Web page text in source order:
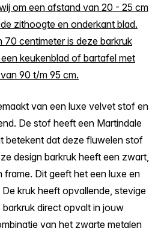
om een afstand van 20 - 25 cm
zithoogte en onderkant blad.
centimeter is deze barkruk
keukenblad of bartafel met
90 t/m 95 cm.
van een luxe velvet stof en
De stof heeft een Martindale
betekent dat deze fluwelen stof
design barkruk heeft een zwart,
Dit geeft het een luxe en
kruk heeft opvallende, stevige
direct opvalt in jouw
van het zwarte metalen